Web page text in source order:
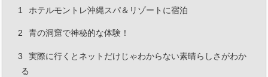
1 ホテルモントレ沖縄スパ＆リゾートに宿泊
2 青の洞窟で神秘的な体験！
3
実際に行くとネットだけじゃわからない素晴らしさがわか
る